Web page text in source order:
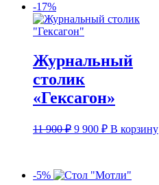
-17%
Журнальный
столик
«Гексагон»
11 900₽ Первоначальная
900 ₽.
9 900 ₽Текущая
цена:
В корзину
-5%